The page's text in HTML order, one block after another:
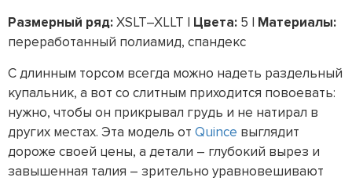
Размерный ряд:XSLT–XLLT | Цвета: 5 | Материалы:
переработанный полиамид, спандекс
С длинным торсом всегда можно надеть раздельный
купальник, а вот со слитным приходится повоевать:
нужно, чтобы он прикрывал грудь и не натирал в
других местах. Эта модель от Quince выглядит
дороже своей цены, а детали – глубокий вырез и
завышенная талия – зрительно уравновешивают